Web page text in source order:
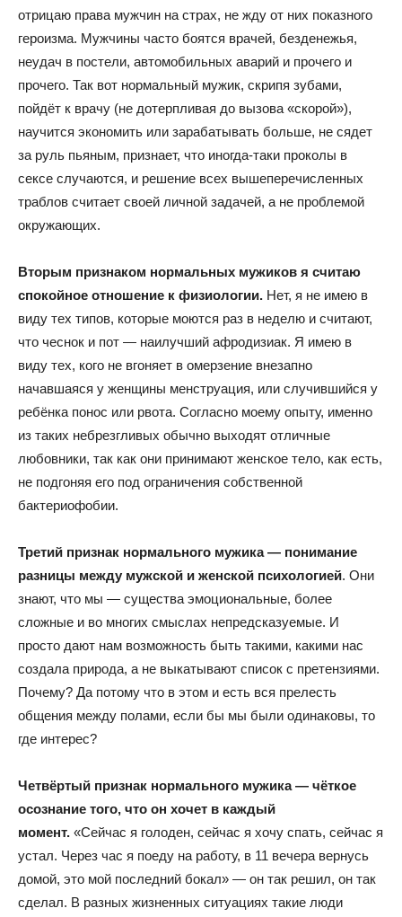
отрицаю права мужчин на страх, не жду от них показного
героизма. Мужчины часто боятся врачей, безденежья,
неудач в постели, автомобильных аварий и прочего и
прочего. Так вот нормальный мужик, скрипя зубами,
пойдёт к врачу (не дотерпливая до вызова «скорой»),
научится экономить или зарабатывать больше, не сядет
за руль пьяным, признает, что иногда-таки проколы в
сексе случаются, и решение всех вышеперечисленных
траблов считает своей личной задачей, а не проблемой
окружающих.
Вторым признаком нормальных мужиков я считаю
спокойное отношение к физиологии. Нет, я не имею в
виду тех типов, которые моются раз в неделю и считают,
что чеснок и пот — наилучший афродизиак. Я имею в
виду тех, кого не вгоняет в омерзение внезапно
начавшаяся у женщины менструация, или случившийся у
ребёнка понос или рвота. Согласно моему опыту, именно
из таких небрезгливых обычно выходят отличные
любовники, так как они принимают женское тело, как есть,
не подгоняя его под ограничения собственной
бактериофобии.
Третий признак нормального мужика — понимание
разницы между мужской и женской психологией. Они
знают, что мы — существа эмоциональные, более
сложные и во многих смыслах непредсказуемые. И
просто дают нам возможность быть такими, какими нас
создала природа, а не выкатывают список с претензиями.
Почему? Да потому что в этом и есть вся прелесть
общения между полами, если бы мы были одинаковы, то
где интерес?
Четвёртый признак нормального мужика — чёткое
осознание того, что он хочет в каждый
момент. «Сейчас я голоден, сейчас я хочу спать, сейчас я
устал. Через час я поеду на работу, в 11 вечера вернусь
домой, это мой последний бокал» — он так решил, он так
сделал. В разных жизненных ситуациях такие люди